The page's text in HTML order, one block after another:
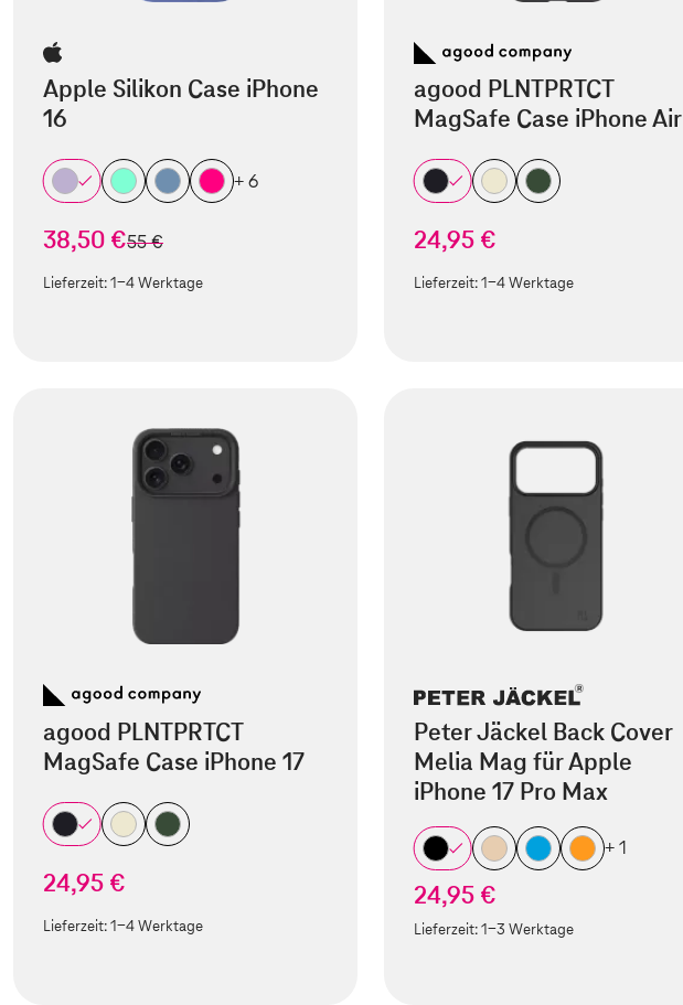
Apple Silikon Case iPhone
16
+ 6
38,50 €statt
55 €
Lieferzeit:1-4 Werktage
agood PLNTPRTCT
MagSafe Case iPhone Air
24,95 €
Lieferzeit:1-4 Werktage
agood PLNTPRTCT
MagSafe Case iPhone 17
24,95 €
Lieferzeit:1-4 Werktage
Peter Jäckel Back Cover
Melia Mag für Apple
iPhone 17 Pro Max
+ 1
24,95 €
Lieferzeit:1-3 Werktage